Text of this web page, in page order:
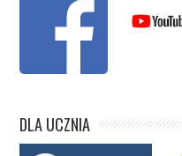
DLA UCZNIA